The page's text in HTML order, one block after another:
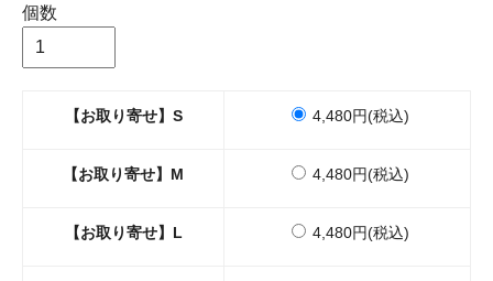
個数
【お取り寄せ】S
【お取り寄せ】M
【お取り寄せ】L
4,480円(税込)
4,480円(税込)
4,480円(税込)